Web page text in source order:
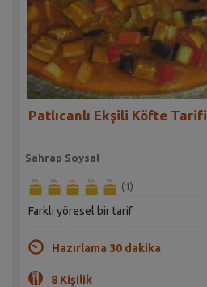
Patlıcanlı Ekşili Köfte Tarifi
Sahrap Soysal
(1)
Farklı yöresel bir tarif
Hazırlama 30 dakika
8 Kişilik